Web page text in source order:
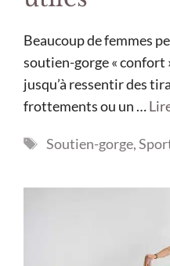
Beaucoup de femmes
soutien-gorge «
jusqu’à ressentir des
frottements ou un …
Étiquettes
Soutien-gorge,